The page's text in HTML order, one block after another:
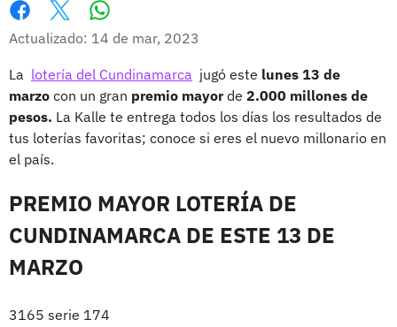
Facebook
X
Actualizado: 14 de mar, 2023
La lotería del Cundinamarca jugó este lunes 13 de
marzo con un gran premio mayorde 2.000 millones de
pesos. La Kalle te entrega todos los días los resultados de
tus loterías favoritas; conoce si eres el nuevo millonario en
el país.
PREMIO MAYOR LOTERÍA DE
CUNDINAMARCA DE ESTE 13 DE
MARZO
3165 serie 174